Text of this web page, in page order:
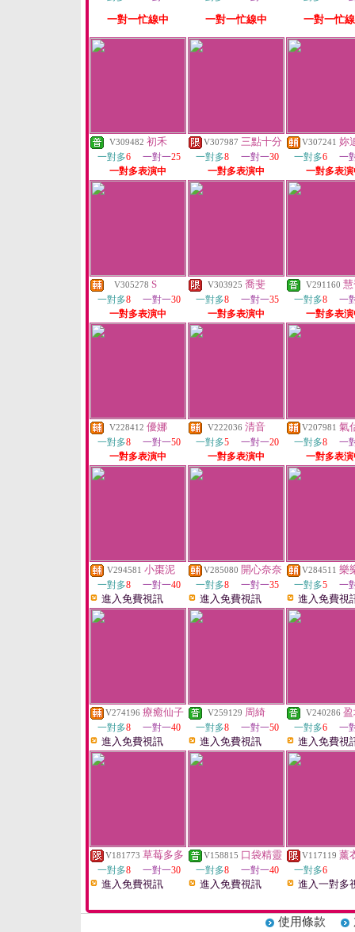
一對一忙線中 一對一忙線中 一對一忙
V309482 初禾
一對多6 一對一25
一對多表演中
V307987 三點十分
一對多8 一對一30
一對多表演中
V307241 妳
一對多6
一
一對多表
V305278 S
一對多8 一對一30
一對多表演中
V303925 喬斐
一對多8 一對一35
一對多表演中
V291160
一對多8
一
一對多表
V228412 優娜
一對多8 一對一50
一對多表演中
V222036 清音
一對多5 一對一20
一對多表演中
V207981 氣
一對多8
一
一對多表
V294581 小棗泥
一對多8 一對一40
進入免費視訊
V285080 開心奈奈
一對多8 一對一35
進入免費視訊
V284511 樂
一對多5 一
進入免費視
V274196 療癒仙子
一對多8 一對一40
進入免費視訊
V259129 周綺
一對多8 一對一50
進入免費視訊
V240286
一對多6 一
進入免費視
V181773 草莓多多
一對多8 一對一30
進入免費視訊
V158815 口袋精靈
一對多8 一對一40
進入免費視訊
V117119 薰
一對多6
進入一對多
使用條款